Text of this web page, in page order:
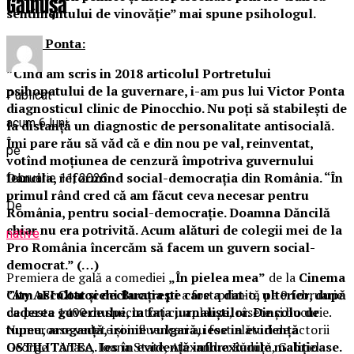
sentimentului de vinovăție” mai spune psihologul.
Cazul Ponta:
”Cînd am scris in 2018 articolul Portretului
psihopatului de la guvernare, i-am pus lui Victor Ponta
diagnosticul clinic de Pinocchio. Nu poți să stabilești de
la distanță un diagnostic de personalitate antisocială.
Îmi pare rău să văd că e din nou pe val, reinventat,
votînd moțiunea de cenzură împotriva guvernului
Dancila, reformînd social-democrația din România. “În
primul rând cred că am făcut ceva necesar pentru
România, pentru social-democrație. Doamna Dăncilă
chiar nu era potrivită. Acum alături de colegii mei de la
Pro România încercăm să facem un guvern social-
democrat.” (…)
”Am ascultat și declarația pe care a dat-o, ulterior, după
caderea guvernului, in fața jurnaliștilor. Dincolo de
tupeu, aroganță, ironie vulgară, iese in evidență
OSTILITATEA. Ies în evidență influexiunile malițioase.
Publicat
acum 6 luni
pe
februarie 11, 2026
De
native
Premiera de gală a comediei „În pielea mea” de la Cinema
City AFI Cotroceni Bucureștia fost primită pe 9 februarie
de peste 1400 de spectatori cu aplauze, râsete și bucurie.
Numeroase vedete și influenceri au fost alături de actorii
George Tănase, Ioana State, Alexandra Răduță, Gabriel